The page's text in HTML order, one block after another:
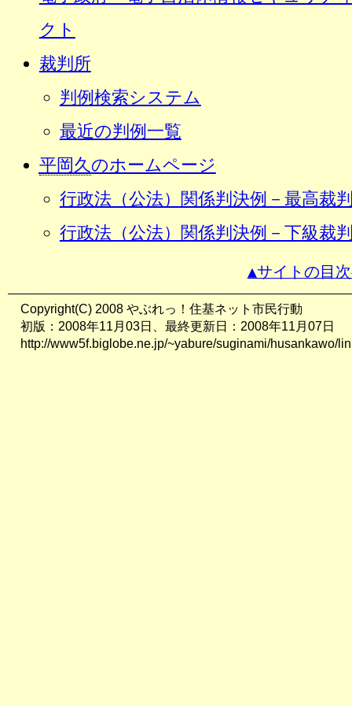
クト
裁判所
判例検索システム
最近の判例一覧
平岡久のホームページ
行政法（公法）関係判決例－最高裁
行政法（公法）関係判決例－下級裁
▲サイトの目
Copyright(C) 2008 やぶれっ！住基ネット市民行動
初版：2008年11月03日、最終更新日：2008年11月07日
http://www5f.biglobe.ne.jp/~yabure/suginami/husankawo/